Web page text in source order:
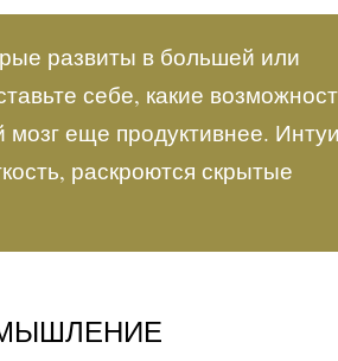
развиты в большей или
себе, какие
мозг еще продуктивнее.
раскроются скрытые